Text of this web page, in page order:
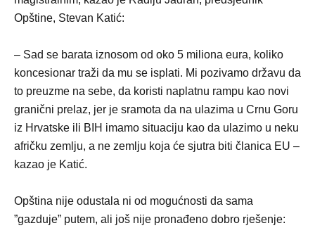
Opštine, Stevan Katić:
– Sad se barata iznosom od oko 5 miliona eura, koliko
koncesionar traži da mu se isplati. Mi pozivamo državu da
to preuzme na sebe, da koristi naplatnu rampu kao novi
granični prelaz, jer je sramota da na ulazima u Crnu Goru
iz Hrvatske ili BIH imamo situaciju kao da ulazimo u neku
afričku zemlju, a ne zemlju koja će sjutra biti članica EU –
kazao je Katić.
Opština nije odustala ni od mogućnosti da sama
”gazduje” putem, ali još nije pronađeno dobro rješenje: